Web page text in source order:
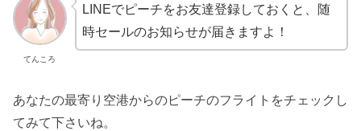
てんころ
LINEでピーチをお友達登録しておくと、随
時セールのお知らせが届きますよ！
あなたの最寄り空港からのピーチのフライトをチェックし
てみて下さいね。